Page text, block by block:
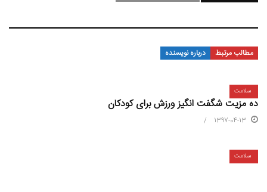
مطالب مرتبط درباره نویسنده
سلامت
ده مزیت شگفت انگیز ورزش برای کودکان
1397-04-13
سلامت